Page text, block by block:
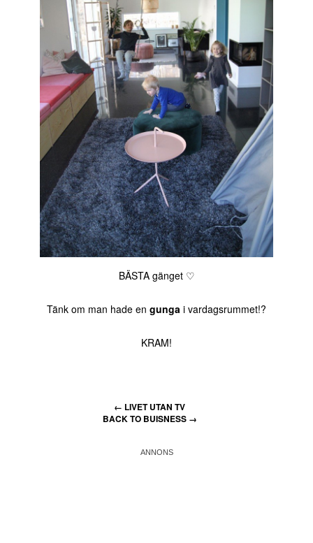
BÄSTA gänget ♡
Tänk om man hade en gunga i vardagsrummet!?
KRAM!
← LIVET UTAN TV
BACK TO BUISNESS →